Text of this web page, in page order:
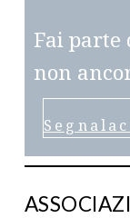
Fai parte
non